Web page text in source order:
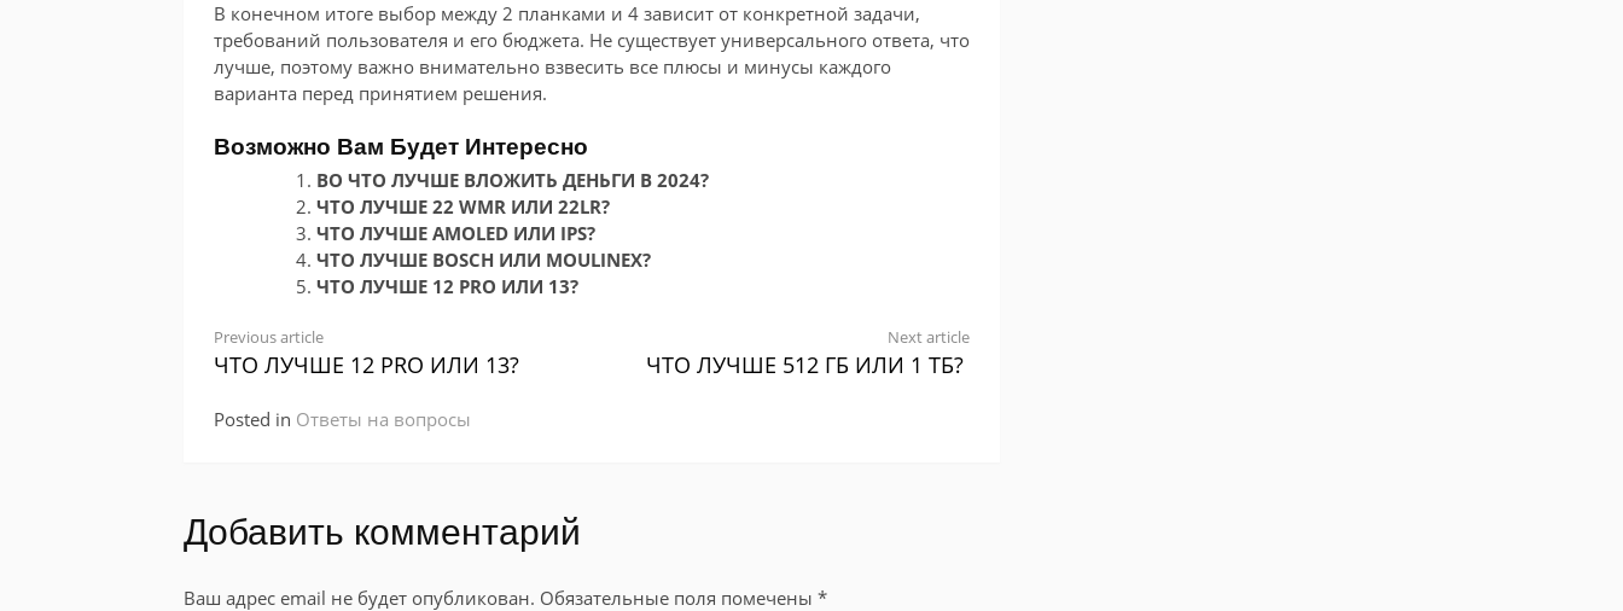
В конечном итоге выбор между 2 планками и 4 зависит от конкретной задачи,
требований пользователя и его бюджета. Не существует универсального ответа, что
лучше, поэтому важно внимательно взвесить все плюсы и минусы каждого
варианта перед принятием решения.
Возможно Вам Будет Интересно
ВО ЧТО ЛУЧШЕ ВЛОЖИТЬ ДЕНЬГИ В 2024?
ЧТО ЛУЧШЕ 22 WMR ИЛИ 22LR?
ЧТО ЛУЧШЕ AMOLED ИЛИ IPS?
ЧТО ЛУЧШЕ BOSCH ИЛИ MOULINEX?
ЧТО ЛУЧШЕ 12 PRO ИЛИ 13?
Continue
Previous article
ЧТО ЛУЧШЕ 12 PRO ИЛИ 13?
Next article
ЧТО ЛУЧШЕ 512 ГБ ИЛИ 1 ТБ?
Posted in Ответы на вопросы
Добавить комментарий
Ваш адрес email не будет опубликован. Обязательные поля помечены *